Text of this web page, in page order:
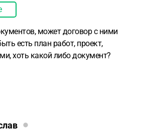
может договор с ними
есть план работ, проект,
хоть какой либо документ?